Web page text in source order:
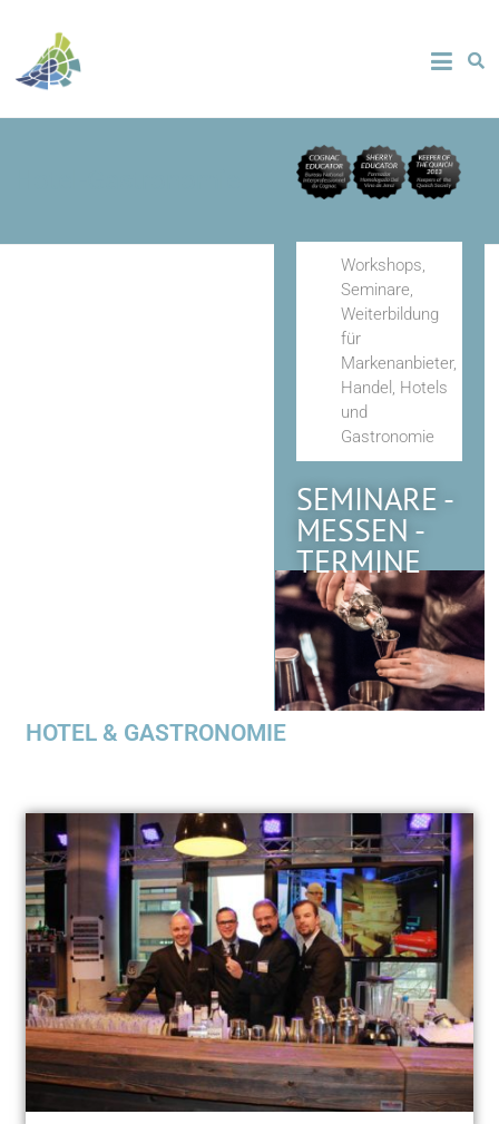
Workshops,
Seminare,
Weiterbildung
für
Markenanbieter,
Handel, Hotels
und
Gastronomie
SEMINARE -
MESSEN -
TERMINE
HOTEL & GASTRONOMIE